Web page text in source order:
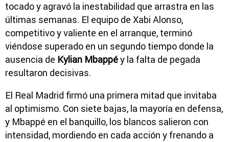
tocado y agravó la inestabilidad que arrastra en las
últimas semanas. El equipo de Xabi Alonso,
competitivo y valiente en el arranque, terminó
viéndose superado en un segundo tiempo donde la
ausencia de Kylian Mbappéy la falta de pegada
resultaron decisivas.
El Real Madrid firmó una primera mitad que invitaba
al optimismo. Con siete bajas, la mayoría en defensa,
y Mbappé en el banquillo, los blancos salieron con
intensidad, mordiendo en cada acción y frenando a